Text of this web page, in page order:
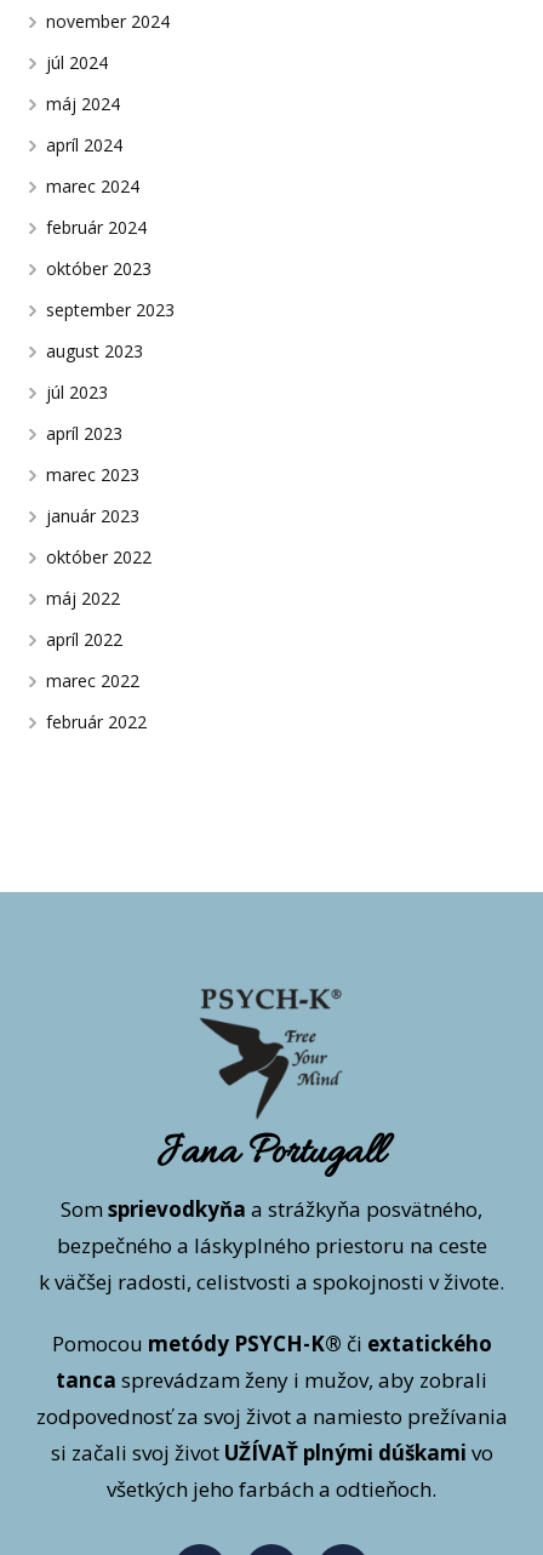
november 2024
júl 2024
máj 2024
apríl 2024
marec 2024
február 2024
október 2023
september 2023
august 2023
júl 2023
apríl 2023
marec 2023
január 2023
október 2022
máj 2022
apríl 2022
marec 2022
február 2022
Jana Portugall
Som sprievodkyňa a strážkyňa posvätného,
bezpečného a láskyplného priestoru na ceste
k väčšej radosti, celistvosti a spokojnosti v živote.
Pomocou metódy PSYCH-K® či extatického
tanca sprevádzam ženy i mužov, aby zobrali
zodpovednosť za svoj život a namiesto prežívania
si začali svoj životUŽÍVAŤ plnými dúškami vo
všetkých jeho farbách a odtieňoch.